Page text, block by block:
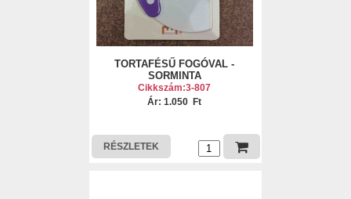
TORTAFÉSŰ FOGÓVAL -
SORMINTA
Cikkszám:3-807
Ár: 1.050 Ft
RÉSZLETEK